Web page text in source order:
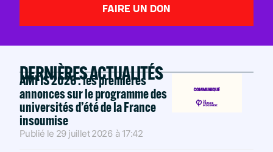
FAIRE UN DON
DERNIÈRES ACTUALITÉS
AMFIS 2026 : les premières
annonces sur le programme des
universités d’été de la France
insoumise
Publié le 29 juillet 2026 à 17:42